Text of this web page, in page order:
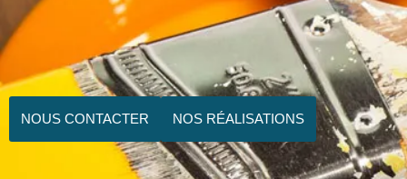
NOUS CONTACTER NOS RÉALISATIONS